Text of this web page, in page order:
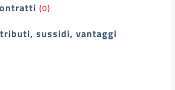
(0)
sussidi, vantaggi